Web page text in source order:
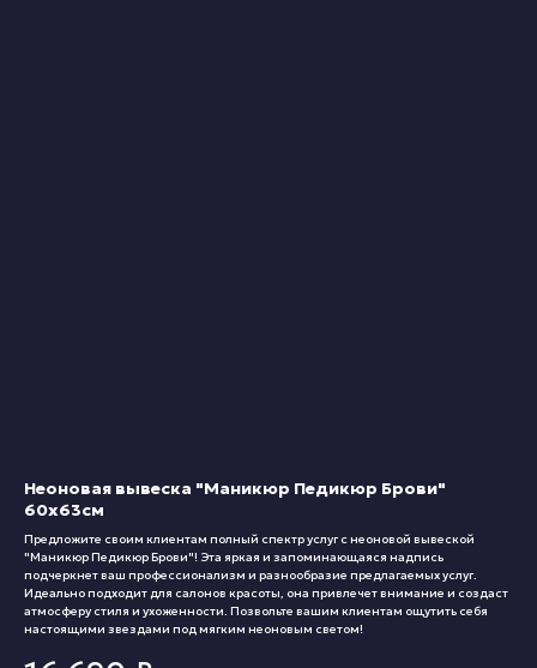
Неоновая вывеска "Маникюр Педикюр Брови"
60х63см
Предложите своим клиентам полный спектр услуг с неоновой вывеской
"Маникюр Педикюр Брови"! Эта яркая и запоминающаяся надпись
подчеркнет ваш профессионализм и разнообразие предлагаемых услуг.
Идеально подходит для салонов красоты, она привлечет внимание и создаст
атмосферу стиля и ухоженности. Позвольте вашим клиентам ощутить себя
настоящими звездами под мягким неоновым светом!